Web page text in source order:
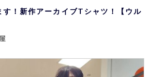
す！新作アーカイブTシャツ！【ウル